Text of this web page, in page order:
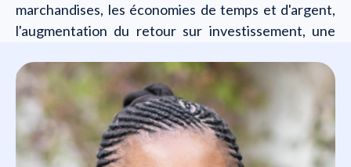
marchandises, les économies de temps et d'argent,
l'augmentation du retour sur investissement, une
Qui allez-vous rencontrer ?